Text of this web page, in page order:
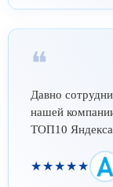
❝
Давно
нашей
ТОП10 Яндекса
★★★★★